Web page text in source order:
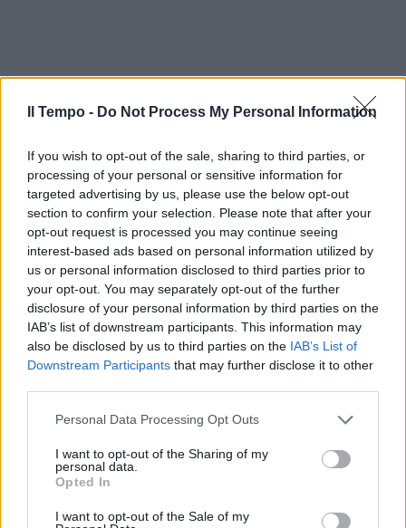
Il Tempo - Do Not Process My Personal Information
If you wish to opt-out of the sale, sharing to third parties, or
processing of your personal or sensitive information for
targeted advertising by us, please use the below opt-out
section to confirm your selection. Please note that after your
opt-out request is processed you may continue seeing
interest-based ads based on personal information utilized by
us or personal information disclosed to third parties prior to
your opt-out. You may separately opt-out of the further
disclosure of your personal information by third parties on the
IAB’s list of downstream participants. This information may
also be disclosed by us to third parties on the IAB’s List of
Downstream Participants that may further disclose it to other
Personal Data Processing Opt Outs
I want to opt-out of the Sharing of my
personal data.
Opted In
I want to opt-out of the Sale of my